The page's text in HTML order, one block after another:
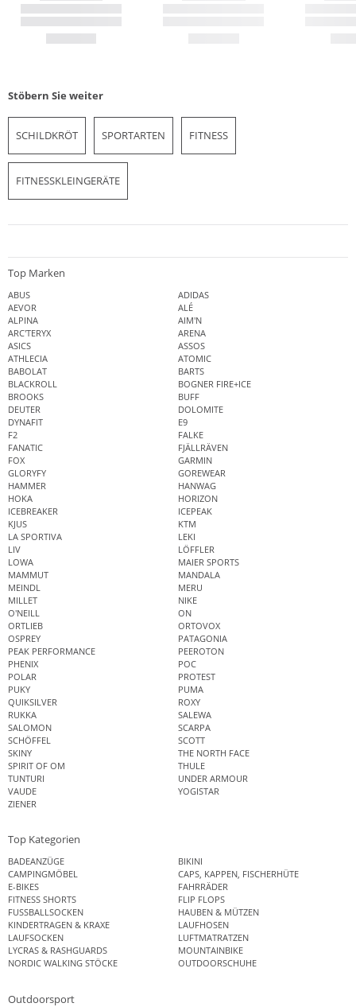
Stöbern Sie weiter
SCHILDKRÖT SPORTARTEN FITNESS
FITNESSKLEINGERÄTE
Top Marken
ABUS
ADIDAS
AEVOR
ALÉ
ALPINA
AIM'N
ARC'TERYX
ARENA
ASICS
ASSOS
ATHLECIA
ATOMIC
BABOLAT
BARTS
BLACKROLL
BOGNER FIRE+ICE
BROOKS
BUFF
DEUTER
DOLOMITE
DYNAFIT
E9
F2
FALKE
FANATIC
FJÄLLRÄVEN
FOX
GARMIN
GLORYFY
GOREWEAR
HAMMER
HANWAG
HOKA
HORIZON
ICEBREAKER
ICEPEAK
KJUS
KTM
LA SPORTIVA
LEKI
LIV
LÖFFLER
LOWA
MAIER SPORTS
MAMMUT
MANDALA
MEINDL
MERU
MILLET
NIKE
O'NEILL
ON
ORTLIEB
ORTOVOX
OSPREY
PATAGONIA
PEAK PERFORMANCE
PEEROTON
PHENIX
POC
POLAR
PROTEST
PUKY
PUMA
QUIKSILVER
ROXY
RUKKA
SALEWA
SALOMON
SCARPA
SCHÖFFEL
SCOTT
SKINY
THE NORTH FACE
SPIRIT OF OM
THULE
TUNTURI
UNDER ARMOUR
VAUDE
YOGISTAR
ZIENER
Top Kategorien
BADEANZÜGE
BIKINI
CAMPINGMÖBEL
CAPS, KAPPEN, FISCHERHÜTE
E-BIKES
FAHRRÄDER
FITNESS SHORTS
FLIP FLOPS
FUSSBALLSOCKEN
HAUBEN & MÜTZEN
KINDERTRAGEN & KRAXE
LAUFHOSEN
LAUFSOCKEN
LUFTMATRATZEN
LYCRAS & RASHGUARDS
MOUNTAINBIKE
NORDIC WALKING STÖCKE
OUTDOORSCHUHE
Outdoorsport